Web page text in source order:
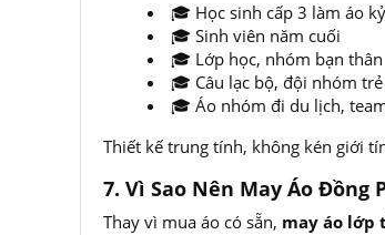
🎓 Học sinh cấp 3 làm áo
🎓 Sinh viên năm cuối
🎓 Lớp học, nhóm bạn thân
🎓 Câu lạc bộ, đội nhóm trẻ
🎓 Áo nhóm đi du lịch,
Thiết kế trung tính, không kén giới
7. Vì Sao Nên May Áo Đồng
Thay vì mua áo có sẵn, may áo lớp